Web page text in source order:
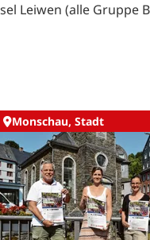
Leiwen (alle Gruppe
Monschau, Stadt